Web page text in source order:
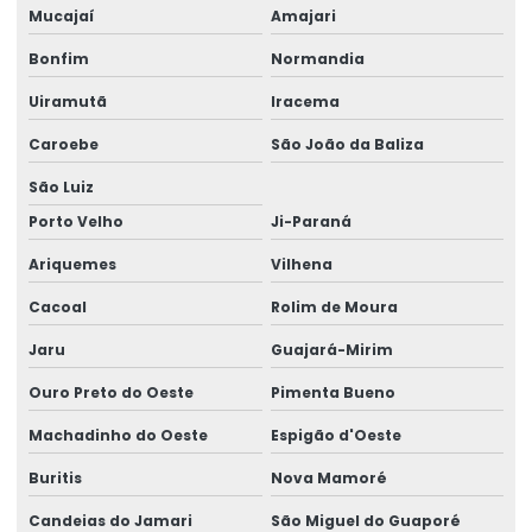
Ponte Rolante Biviga
Ponte Rolante Brevil
Ponte Rolante Com Controle Remoto
Ponte Rolante De Carga Até 16 Toneladas
Ponte Rolante Monoviga
Ponte Rolante Personalizada Para Carga
Pontes Rolantes Para Indústrias
Pórtico Rolante
Pórtico Rolante Biviga Brevil
Pórtico Rolante Com Controle Remoto
Pórtico Rolante De Carga Pesada
Mucajaí Amajari
Bonfim Normandia
Uiramutã Iracema
Caroebe São João da Baliza
São Luiz
Porto Velho
Ji-Paraná
Ariquemes Vilhena
Cacoal Rolim de Moura
Jaru Guajará-Mirim
Ouro Preto do Oeste Pimenta Bueno
Machadinho do Oeste Espigão d'Oeste
Buritis Nova Mamoré
Candeias do Jamari São Miguel do Guaporé